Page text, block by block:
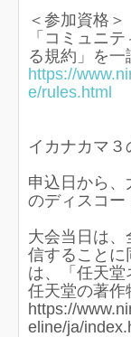
＜参加資格＞
「コミュニ
る規約」を
https://
e/rules.html
イカナカマ
申込日から
のディスコー
大会当日は
信することに
は、「任天
任天堂の著作
https://
eline/ja/